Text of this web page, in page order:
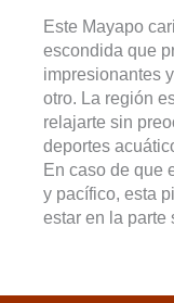
Este Mayapo
escondida que
impresionantes
otro. La región
relajarte sin
deportes
En caso de que
y pacífico, esta
estar en la parte